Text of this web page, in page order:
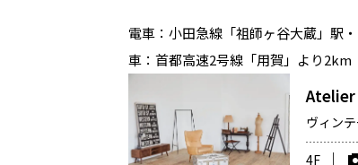
電車：小田急線「祖師ヶ谷大蔵」駅
車：首都高速2号線「用賀」より2km
Atelier
ヴィン
4F